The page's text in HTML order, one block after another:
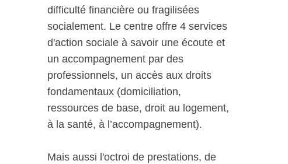
difficulté financière ou fragilisées
socialement. Le centre offre 4 services
d'action sociale à savoir une écoute et
un accompagnement par des
professionnels, un accès aux droits
fondamentaux (domiciliation,
ressources de base, droit au logement,
à la santé, à l’accompagnement).
Mais aussi l'octroi de prestations, de